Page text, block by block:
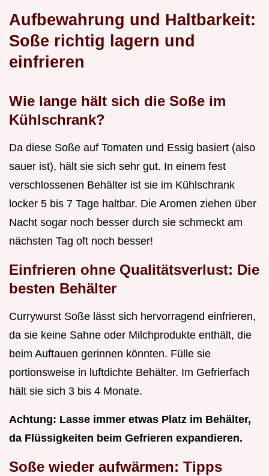
Aufbewahrung und Haltbarkeit:
Soße richtig lagern und
einfrieren
Wie lange hält sich die Soße im
Kühlschrank?
Da diese Soße auf Tomaten und Essig basiert (also
sauer ist), hält sie sich sehr gut. In einem fest
verschlossenen Behälter ist sie im Kühlschrank
locker 5 bis 7 Tage haltbar. Die Aromen ziehen über
Nacht sogar noch besser durch sie schmeckt am
nächsten Tag oft noch besser!
Einfrieren ohne Qualitätsverlust: Die
besten Behälter
Currywurst Soße lässt sich hervorragend einfrieren,
da sie keine Sahne oder Milchprodukte enthält, die
beim Auftauen gerinnen könnten. Fülle sie
portionsweise in luftdichte Behälter. Im Gefrierfach
hält sie sich 3 bis 4 Monate.
Achtung: Lasse immer etwas Platz im Behälter,
da Flüssigkeiten beim Gefrieren expandieren.
Soße wieder aufwärmen: Tipps